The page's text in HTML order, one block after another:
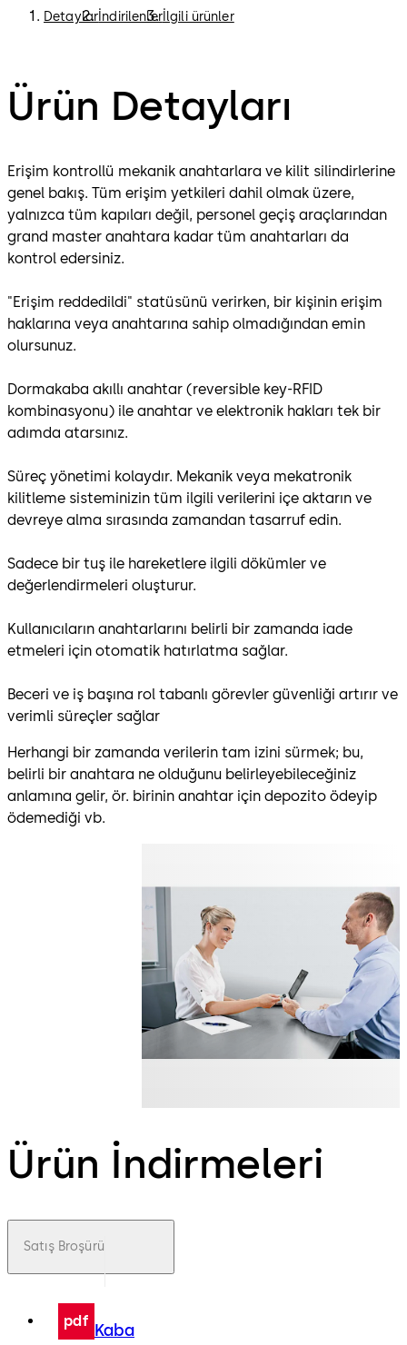
Detaylar İndirilenlerİlgili ürünler
Ürün Detayları
Erişim kontrollü mekanik anahtarlara ve kilit silindirlerine
genel bakış. Tüm erişim yetkileri dahil olmak üzere,
yalnızca tüm kapıları değil, personel geçiş araçlarından
grand master anahtara kadar tüm anahtarları da
kontrol edersiniz.
"Erişim reddedildi" statüsünü verirken, bir kişinin erişim
haklarına veya anahtarına sahip olmadığından emin
olursunuz.
Dormakaba akıllı anahtar (reversible key-RFID
kombinasyonu) ile anahtar ve elektronik hakları tek bir
adımda atarsınız.
Süreç yönetimi kolaydır. Mekanik veya mekatronik
kilitleme sisteminizin tüm ilgili verilerini içe aktarın ve
devreye alma sırasında zamandan tasarruf edin.
Sadece bir tuş ile hareketlere ilgili dökümler ve
değerlendirmeleri oluşturur.
Kullanıcıların anahtarlarını belirli bir zamanda iade
etmeleri için otomatik hatırlatma sağlar.
Beceri ve iş başına rol tabanlı görevler güvenliği artırır ve
verimli süreçler sağlar
Herhangi bir zamanda verilerin tam izini sürmek; bu,
belirli bir anahtara ne olduğunu belirleyebileceğiniz
anlamına gelir, ör. birinin anahtar için depozito ödeyip
ödemediği vb.
Ürün İndirmeleri
Satış Broşürü
pdf Kaba